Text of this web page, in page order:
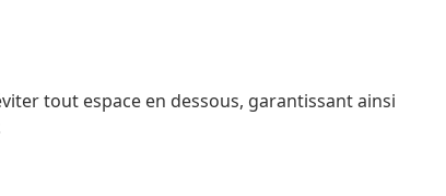
tout espace en dessous, garantissant ainsi